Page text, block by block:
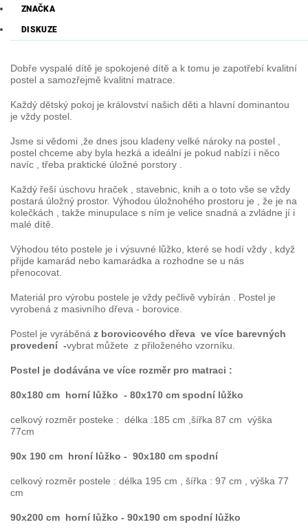
ZNAČKA
DISKUZE
Dobře vyspalé dítě je spokojené dítě a k tomu je zapotřebí kvalitní
postel a samozřejmě kvalitní matrace.
Každý dětský pokoj je království našich děti a hlavní dominantou
je vždy postel.
Jsme si vědomi ,že dnes jsou kladeny velké nároky na postel ,
postel chceme aby byla hezká a ideální je pokud nabízí i něco
navíc , třeba praktické úložné porstory .
Každý řeší úschovu hraček , stavebnic, knih a o toto vše se vždy
postará úložný prostor. Výhodou úložnohého prostoru je , že je na
kolečkách , takže minupulace s ním je velice snadná a zvládne jí i
malé dítě.
Výhodou této postele je i výsuvné lůžko, které se hodí vždy , když
přijde kamarád nebo kamarádka a rozhodne se u nás
přenocovat.
Materiál pro výrobu postele je vždy pečlivě vybírán . Postel je
vyrobená z masivního dřeva - borovice.
Postel je vyráběná z borovicového dřeva ve více barevných
provedení -vybrat můžete z přiloženého vzorníku.
Postel je dodávána ve více rozměr pro matraci :
80x180 cm horní lůžko - 80x170 cm spodní lůžko
celkový rozměr posteke : délka :185 cm ,šířka 87 cm výška
77cm
90x 190 cm hroní lůžko - 90x180 cm spodní
celkový rozměr postele : délka 195 cm , šířka : 97 cm , výška 77
cm
90x200 cm horní lůžko - 90x190 cm spodní lůžko